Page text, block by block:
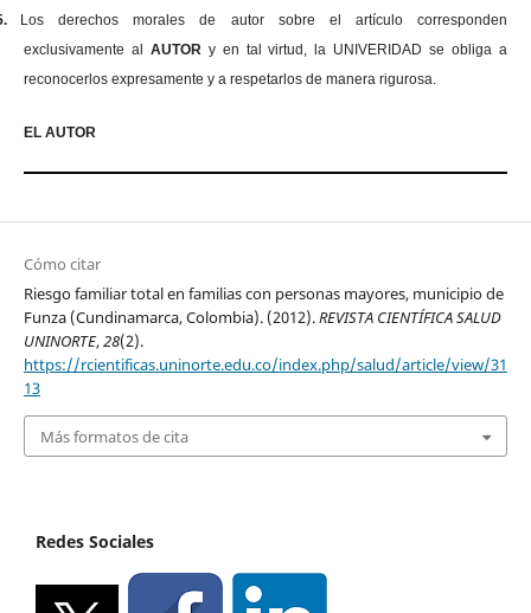
Los derechos morales de autor sobre el artículo corresponden
exclusivamente al AUTOR y en tal virtud, la UNIVERIDAD se obliga a
reconocerlos expresamente y a respetarlos de manera rigurosa.
EL AUTOR
Cómo citar
Riesgo familiar total en familias con personas mayores, municipio de
Funza (Cundinamarca, Colombia). (2012).REVISTA CIENTÍFICA SALUD
UNINORTE,28(2).
https://rcientificas.uninorte.edu.co/index.php/salud/article/view/31
13
Más formatos de cita
Redes Sociales